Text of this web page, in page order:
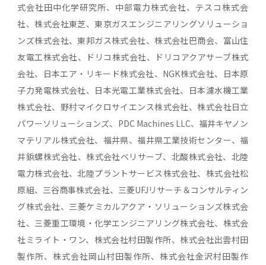
式会社田中化学研究所、中部電力株式会社、テスコ株式会
社、株式会社東芝、東京ガスエンジニアリングソリューショ
ンズ株式会社、東邦ガス株式会社、株式会社巴商会、富山住
友電工株式会社、ドリコ株式会社、ドリコアクアサーブ株式
会社、日本エア・リキード株式会社、NGK株式会社、日本原
子力発電株式会社、日本光電工業株式会社、日本濾水機工業
株式会社、野村マイクロサイエンス株式会社、株式会社日立
パワーソリューションズ、PDC Machines LLC、福井キヤノン
マテリアル株式会社、福井県、福井県工業技術センター、福
井鋲螺株式会社、株式会社ベリサーブ、北酸株式会社、北陸
電力株式会社、北陸プラントサービス株式会社、株式会社松
原組、三谷商事株式会社、三菱UFJリサーチ＆コンサルティン
グ株式会社、三菱ケミカルアクア・ソリューションズ株式会
社、三菱重工環境・化学エンジニアリング株式会社、株式会
社ミライト・ワン、株式会社村田製作所、株式会社出雲村田
製作所、株式会社岡山村田製作所、株式会社金沢村田製作